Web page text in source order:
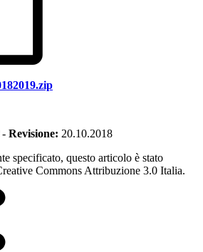
- Revisione: 20.10.2018
specificato, questo articolo è stato
Commons Attribuzione 3.0 Italia.